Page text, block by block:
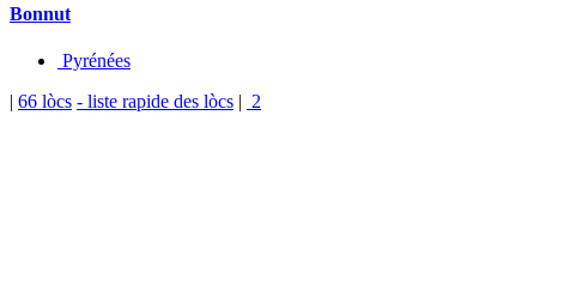
Bonnut
Pyrénées
| 66 lòcs - liste rapide des lòcs | 2